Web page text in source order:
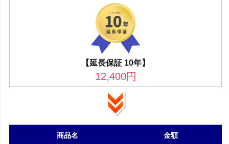
【延長保証 10年】
12,400円
商品名 金額